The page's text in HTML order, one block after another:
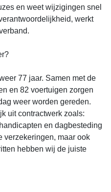
en weet wijzigingen snel
werkt
77 jaar. Samen met de
en 82 voertuigen zorgen
weer worden gereden.
uit contractwerk zoals:
en dagbesteding
verzekeringen, maar ook
hebben wij de juiste